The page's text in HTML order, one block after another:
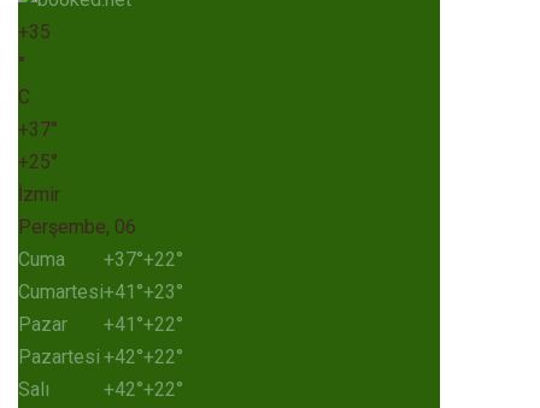
+35
°
C
+37°
+25°
İzmir
Perşembe, 06
Cuma
+37°+22°
Cumartesi+41°+23°
Pazar
+41°+22°
Pazartesi +42°+22°
Salı
+42°+22°